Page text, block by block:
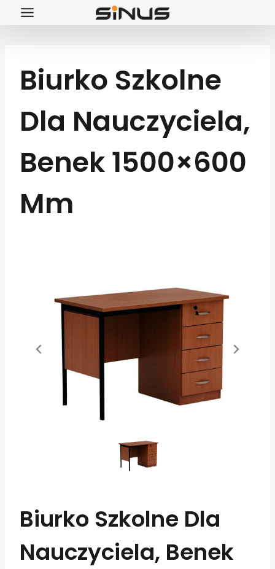
Przejdź
Biurko Szkolne
Dla Nauczyciela,
Benek 1500×600
Mm
Biurko Szkolne Dla
Nauczyciela, Benek